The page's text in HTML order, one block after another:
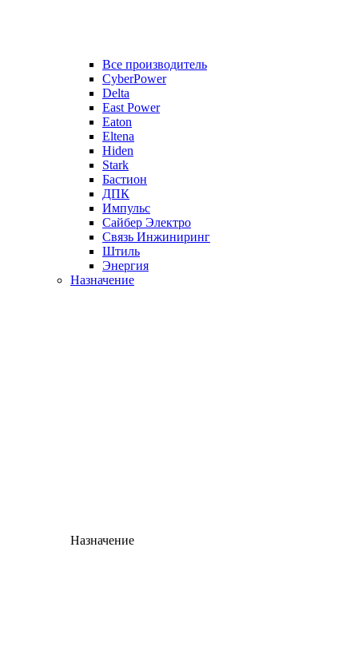
Все производитель
CyberPower
Delta
East Power
Eaton
Eltena
Hiden
Stark
Бастион
ДПК
Импульс
Сайбер Электро
Связь Инжиниринг
Штиль
Энергия
Назначение
Назначение